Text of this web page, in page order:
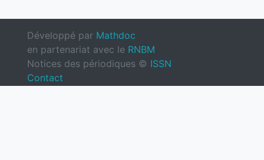
Développé par Mathdoc
en partenariat avec le RNBM
Notices des périodiques © ISSN
Contact